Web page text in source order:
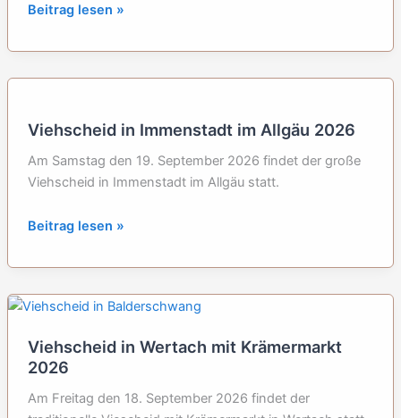
Viehscheid
Heimhofen
Beitrag lesen »
Viehscheid in Immenstadt im Allgäu 2026
Am Samstag den 19. September 2026 findet der große
Viehscheid in Immenstadt im Allgäu statt.
Viehscheid
Immenstadt
Allgäu
Beitrag lesen »
Viehscheid in Wertach mit Krämermarkt
2026
Am Freitag den 18. September 2026 findet der